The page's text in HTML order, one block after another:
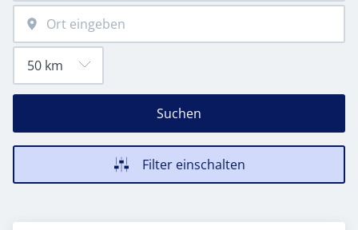
Suchen
Filter einschalten